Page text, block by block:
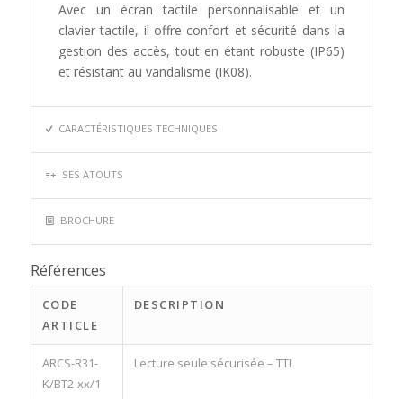
Avec un écran tactile personnalisable et un
clavier tactile, il offre confort et sécurité dans la
gestion des accès, tout en étant robuste (IP65)
et résistant au vandalisme (IK08).
CARACTÉRISTIQUES TECHNIQUES
SES ATOUTS
BROCHURE
Références
CODE
ARTICLE
DESCRIPTION
ARCS-R31-
K/BT2-xx/1
Lecture seule sécurisée – TTL